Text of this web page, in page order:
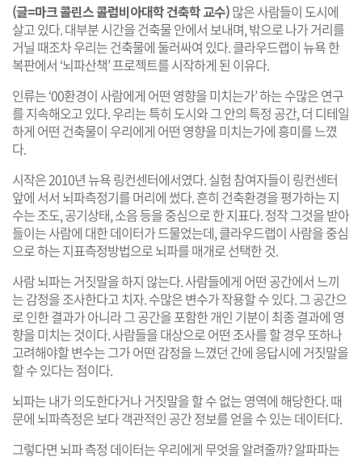
(글=마크 콜린스 콜럼비아대학 건축학 교수)많은 사람들이 도시에
살고 있다. 대부분 시간을 건축물 안에서 보내며, 밖으로 나가 거리를
거닐 때조차 우리는 건축물에 둘러싸여 있다. 클라우드랩이 뉴욕 한
복판에서 ‘뇌파산책’ 프로젝트를 시작하게 된 이유다.
인류는 ‘00환경이 사람에게 어떤 영향을 미치는가’ 하는 수많은 연구
를 지속해오고 있다. 우리는 특히 도시와 그 안의 특정 공간, 더 디테일
하게 어떤 건축물이 우리에게 어떤 영향을 미치는가에 흥미를 느꼈
다.
시작은 2010년 뉴욕 링컨센터에서였다. 실험 참여자들이 링컨센터
앞에 서서 뇌파측정기를 머리에 썼다. 흔히 건축환경을 평가하는 지
수는 조도, 공기상태, 소음 등을 중심으로 한 지표다. 정작 그것을 받아
들이는 사람에 대한 데이터가 드물었는데, 클라우드랩이 사람을 중심
으로 하는 지표측정방법으로 뇌파를 매개로 선택한 것.
사람 뇌파는 거짓말을 하지 않는다. 사람들에게 어떤 공간에서 느끼
는 감정을 조사한다고 치자. 수많은 변수가 작용할 수 있다. 그 공간으
로 인한 결과가 아니라 그 공간을 포함한 개인 기분이 최종 결과에 영
향을 미치는 것이다. 사람들을 대상으로 어떤 조사를 할 경우 또하나
고려해야할 변수는 그가 어떤 감정을 느꼈던 간에 응답시에 거짓말을
할 수 있다는 점이다.
뇌파는 내가 의도한다거나 거짓말을 할 수 없는 영역에 해당한다. 때
문에 뇌파측정은 보다 객관적인 공간 정보를 얻을 수 있는 데이터다.
그렇다면 뇌파 측정 데이터는 우리에게 무엇을 알려줄까? 알파파는